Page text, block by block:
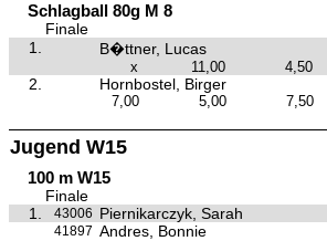
Schlagball 80g M 8
Finale
1.
B�ttner, Lucas
x 11,00 4,50
2. Hornbostel, Birger
7,00 5,00 7,50
Jugend W15
100 m W15
Finale
1.
43006 Piernikarczyk, Sarah
41897 Andres, Bonnie